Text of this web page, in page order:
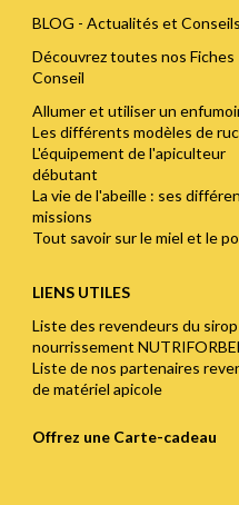
BLOG - Actualités et Conseils
Découvrez toutes nos Fiches
Conseil
Allumer et utiliser un
Les différents modèles de
L'équipement de l'apiculteur
débutant
La vie de l'abeille : ses
missions
Tout savoir sur le miel et le
LIENS UTILES
Liste des revendeurs du
nourrissement
Liste de nos partenaires
de matériel apicole
Offrez une Carte-cadeau